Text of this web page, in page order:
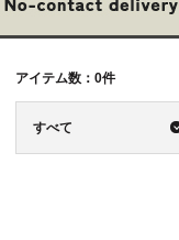
アイテム数： 0件
すべて